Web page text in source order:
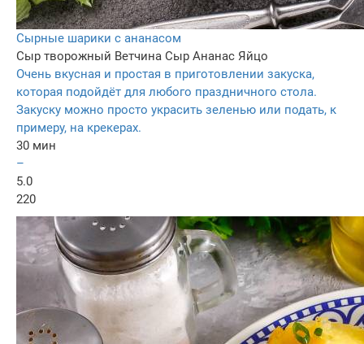
Сырные шарики с ананасом
Сыр творожный Ветчина Сыр Ананас Яйцо
Очень вкусная и простая в приготовлении закуска,
которая подойдёт для любого праздничного стола.
Закуску можно просто украсить зеленью или подать, к
примеру, на крекерах.
30 мин
–
5.0
220